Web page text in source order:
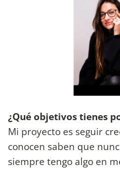
¿Qué objetivos tienes
Mi proyecto es seguir
conocen saben que
siempre tengo algo en